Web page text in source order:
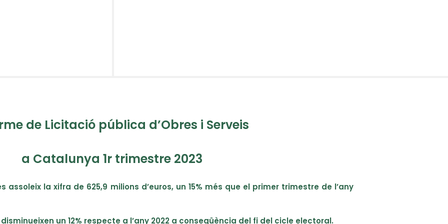
de Licitació pública d’Obres i Serveis
a Catalunya 1r trimestre 2023
assoleix la xifra de 625,9 milions d’euros, un 15% més que el primer trimestre de l’any
un 12% respecte a l’any 2022 a conseqüència del fi del cicle electoral.